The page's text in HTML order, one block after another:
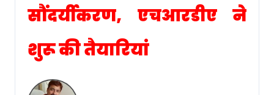
सौंदर्यीकरण, एचआरडीए ने
शुरू की तैयारियां